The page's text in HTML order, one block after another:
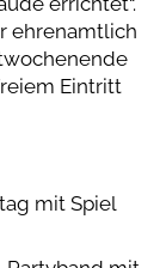
ehrenamtlich
Eintritt
mit Spiel